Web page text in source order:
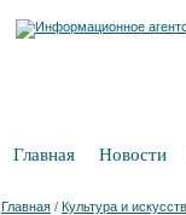
Главная Новости
Главная / Культура и